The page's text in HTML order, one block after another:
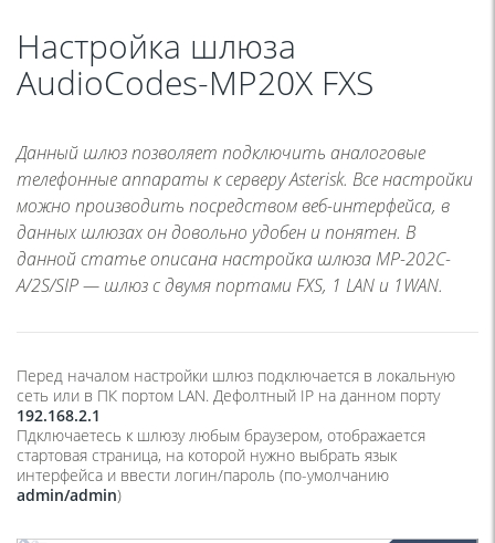
Настройка шлюза
AudioCodes-MP20X FXS
Данный шлюз позволяет подключить аналоговые
телефонные аппараты к серверу Asterisk. Все настройки
можно производить посредством веб-интерфейса, в
данных шлюзах он довольно удобен и понятен. В
данной статье описана настройка шлюза MP-202C-
A/2S/SIP — шлюз с двумя портами FXS, 1 LAN и 1WAN.
Перед началом настройки шлюз подключается в локальную
сеть или в ПК портом LAN. Дефолтный IP на данном порту
192.168.2.1
Пдключаетесь к шлюзу любым браузером, отображается
стартовая страница, на которой нужно выбрать язык
интерфейса и ввести логин/пароль (по-умолчанию
admin/admin)